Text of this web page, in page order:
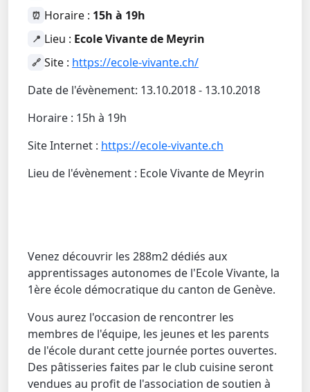
⏰ Horaire : 15h à 19h
📍 Lieu : Ecole Vivante de Meyrin
🔗 Site : https://ecole-vivante.ch/
Date de l'évènement: 13.10.2018 - 13.10.2018
Horaire : 15h à 19h
Site Internet : https://ecole-vivante.ch
Lieu de l'évènement : Ecole Vivante de Meyrin
Venez découvrir les 288m2 dédiés aux
apprentissages autonomes de l'Ecole Vivante, la
1ère école démocratique du canton de Genève.
Vous aurez l'occasion de rencontrer les
membres de l'équipe, les jeunes et les parents
de l'école durant cette journée portes ouvertes.
Des pâtisseries faites par le club cuisine seront
vendues au profit de l'association de soutien à